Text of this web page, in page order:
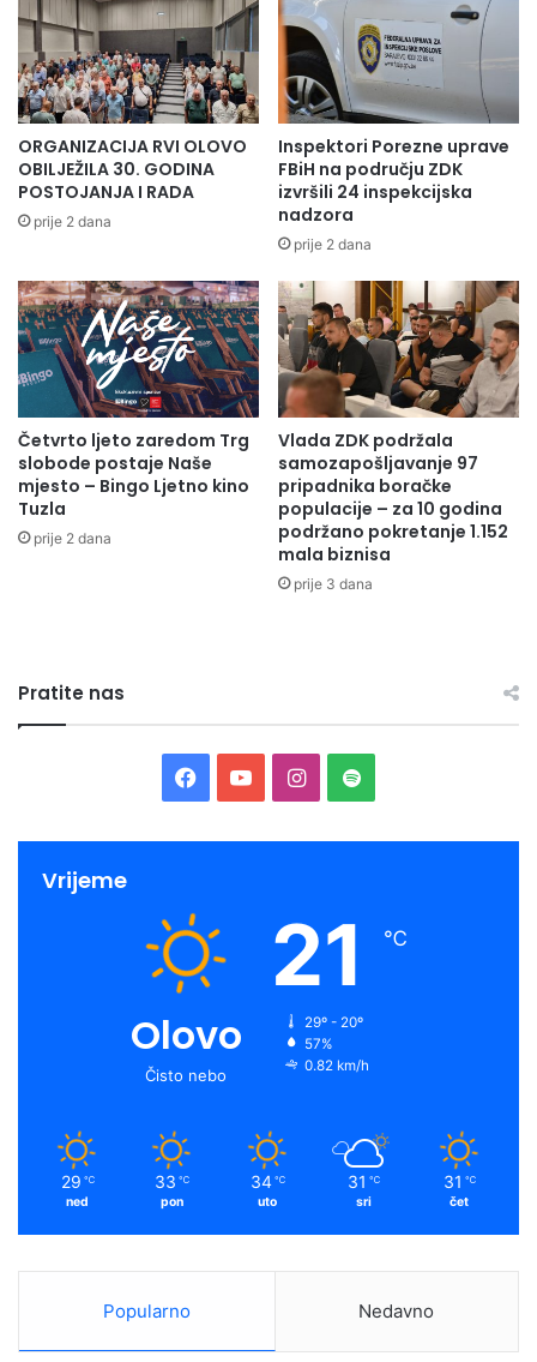
ORGANIZACIJA RVI OLOVO
OBILJEŽILA 30. GODINA
POSTOJANJA I RADA
prije 2 dana
Inspektori Porezne uprave
FBiH na području ZDK
izvršili 24 inspekcijska
nadzora
prije 2 dana
Četvrto ljeto zaredom Trg
slobode postaje Naše
mjesto – Bingo Ljetno kino
Tuzla
prije 2 dana
Vlada ZDK podržala
samozapošljavanje 97
pripadnika boračke
populacije – za 10 godina
podržano pokretanje 1.152
mala biznisa
prije 3 dana
Pratite nas
Facebook
YouTubeInstagram
Spotify
Vrijeme
Olovo
Čisto nebo
21 ℃
29º - 20º
57%
0.82 km/h
29 ℃
ned
33 ℃
pon
34 ℃
uto
31 ℃
sri
31 ℃
čet
Popularno Nedavno